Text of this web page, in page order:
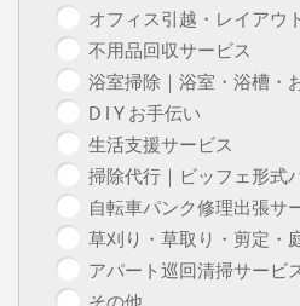
オフィス引越・レイアウ
不用品回収サービス
浴室掃除｜浴室・浴槽・
D I Y お手伝い
生活支援サービス
掃除代行｜ビッフェ形式
自転車パンク修理出張サ
草刈り・草取り・剪定・
アパート巡回清掃サービ
その他